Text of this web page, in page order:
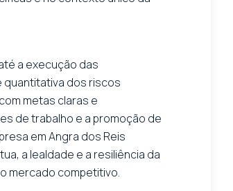
a execução das
quantitativa dos riscos
metas claras e
de trabalho e a promoção de
em Angra dos Reis
a lealdade e a resiliência da
mercado competitivo.